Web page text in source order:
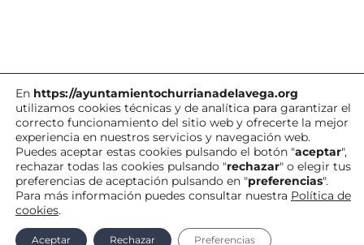
©Ayuntamiento de Churriana de la Vega| Todos los derechos
reservados |Política de Cookies|Aviso
Legal|Contacto|
Facebook
X YouTubeCorreoVimeo WhatsApp
En https://ayuntamientochurrianadelavega.org
utilizamos cookies técnicas y de analítica para garantizar el
correcto funcionamiento del sitio web y ofrecerte la mejor
experiencia en nuestros servicios y navegación web.
Puedes aceptar estas cookies pulsando el botón "aceptar",
rechazar todas las cookies pulsando "rechazar" o elegir tus
preferencias de aceptación pulsando en "preferencias".
Para más información puedes consultar nuestra Política de
cookies.
Aceptar Rechazar Preferencias